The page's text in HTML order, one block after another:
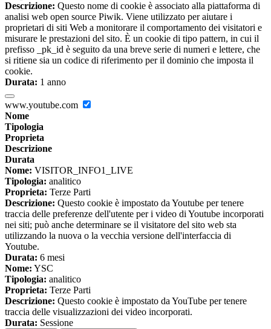
Descrizione: Questo nome di cookie è associato alla piattaforma di
analisi web open source Piwik. Viene utilizzato per aiutare i
proprietari di siti Web a monitorare il comportamento dei visitatori e
misurare le prestazioni del sito. È un cookie di tipo pattern, in cui il
prefisso _pk_id è seguito da una breve serie di numeri e lettere, che
si ritiene sia un codice di riferimento per il dominio che imposta il
cookie.
Durata: 1 anno
www.youtube.com
Nome
Tipologia
Proprieta
Descrizione
Durata
Nome: VISITOR_INFO1_LIVE
Tipologia: analitico
Proprieta: Terze Parti
Descrizione: Questo cookie è impostato da Youtube per tenere
traccia delle preferenze dell'utente per i video di Youtube incorporati
nei siti; può anche determinare se il visitatore del sito web sta
utilizzando la nuova o la vecchia versione dell'interfaccia di
Youtube.
Durata: 6 mesi
Nome: YSC
Tipologia: analitico
Proprieta: Terze Parti
Descrizione: Questo cookie è impostato da YouTube per tenere
traccia delle visualizzazioni dei video incorporati.
Durata: Sessione